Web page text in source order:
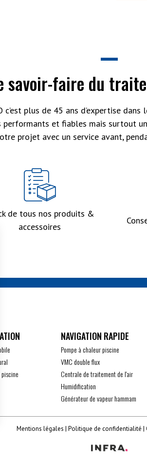
vos Options
de confidentialité, en
savoir-faire du
c’est plus de 45 ans d’expertise
performants et fiables mais surtout
projet avec un service avant,
de tous nos produits &
accessoires
Pompe à chaleur piscine
VMC double flux
Centrale de traitement de l'air
Humidification
Générateur de vapeur hammam
Mentions légales Politique de confidentialité